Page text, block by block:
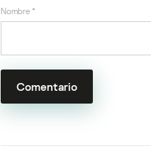
Nombre *